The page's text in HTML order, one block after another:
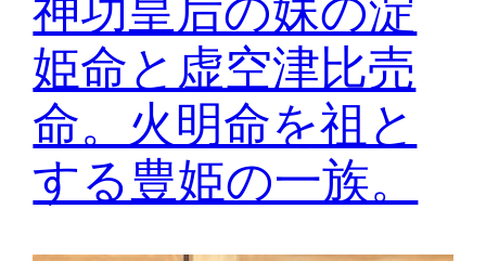
姫命と虚空津比売
命。火明命を祖と
する豊姫の一族。